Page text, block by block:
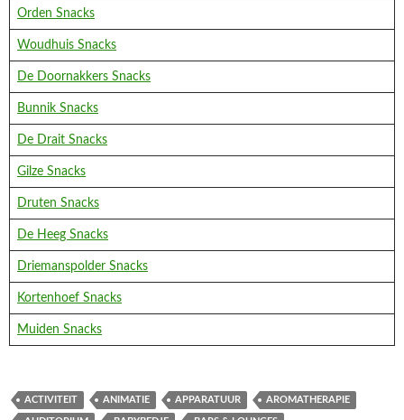
Orden Snacks
Woudhuis Snacks
De Doornakkers Snacks
Bunnik Snacks
De Drait Snacks
Gilze Snacks
Druten Snacks
De Heeg Snacks
Driemanspolder Snacks
Kortenhoef Snacks
Muiden Snacks
ACTIVITEIT ANIMATIE APPARATUUR AROMATHERAPIE